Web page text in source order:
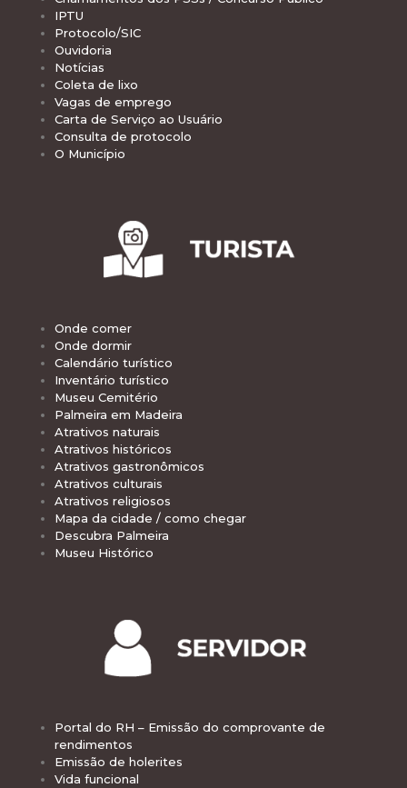
IPTU
Protocolo/SIC
Ouvidoria
Notícias
Coleta de lixo
Vagas de emprego
Carta de Serviço ao Usuário
Consulta de protocolo
O Município
Onde comer
Onde dormir
Calendário turístico
Inventário turístico
Museu Cemitério
Palmeira em Madeira
Atrativos naturais
Atrativos históricos
Atrativos gastronômicos
Atrativos culturais
Atrativos religiosos
Mapa da cidade / como chegar
Descubra Palmeira
Museu Histórico
Portal do RH – Emissão do comprovante de
rendimentos
Emissão de holerites
Vida funcional